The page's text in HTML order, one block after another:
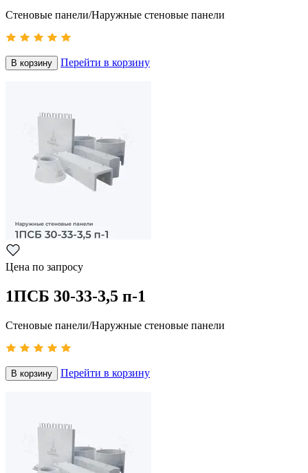
Стеновые панели/Наружные стеновые панели
В корзину Перейти в корзину
Цена по запросу
1ПСБ 30-33-3,5 п-1
Стеновые панели/Наружные стеновые панели
В корзину Перейти в корзину